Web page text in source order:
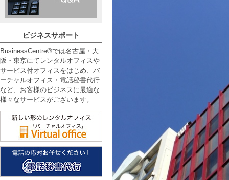
ビジネスサポート
BusinessCentre®では名古屋・大
阪・東京にてレンタルオフィスや
サービス付オフィスをはじめ、バ
ーチャルオフィス・電話秘書代行
など、お客様のビジネスに最適な
様々なサービスがございます。